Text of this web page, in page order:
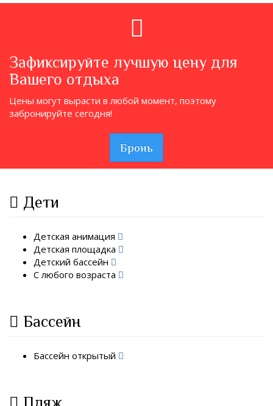
Зафиксируйте лучшую цену для
Вашего отдыха
Цены могут вырасти в любой момент, поэтому
забронируйте сегодня!
Бронь
Дети
Детская анимация
Детская площадка
Детский бассейн
С любого возраста
Бассейн
Бассейн открытый